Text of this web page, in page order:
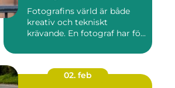
Fotografins värld är både
kreativ och tekniskt
krävande. En fotograf har fö...
02. feb